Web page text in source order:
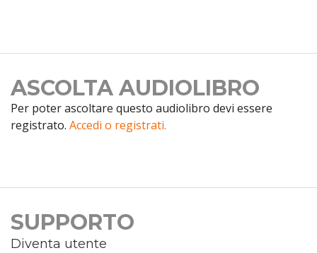
ASCOLTA AUDIOLIBRO
Per poter ascoltare questo audiolibro devi essere
registrato. Accedi o registrati.
SUPPORTO
Diventa utente